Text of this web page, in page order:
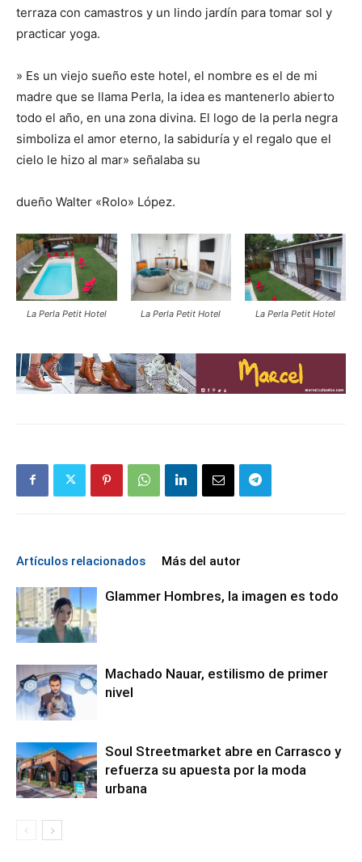
terraza con camastros y un lindo jardín para tomar sol y
practicar yoga.
» Es un viejo sueño este hotel, el nombre es el de mi
madre que se llama Perla, la idea es mantenerlo abierto
todo el año, en una zona divina. El logo de la perla negra
simboliza el amor eterno, la sabiduría y el regalo que el
cielo le hizo al mar» señalaba su
dueño Walter «Rolo» López.
La Perla Petit Hotel La Perla Petit Hotel La Perla Petit Hotel
Artículos relacionados Más del autor
Glammer Hombres, la imagen es todo
Machado Nauar, estilismo de primer
nivel
Soul Streetmarket abre en Carrasco y
refuerza su apuesta por la moda
urbana